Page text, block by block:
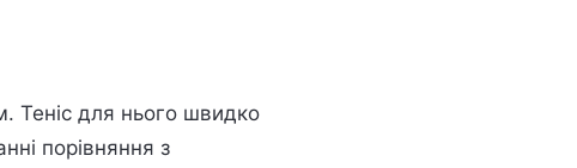
Теніс для нього швидко
порівняння з